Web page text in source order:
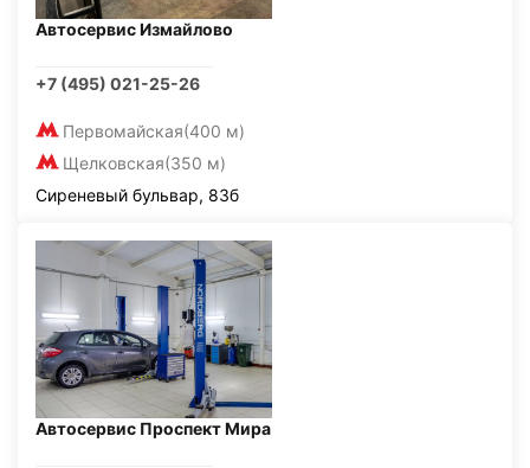
Автосервис Измайлово
+7 (495) 021-25-26
Первомайская(400 м)
Щелковская(350 м)
Сиреневый бульвар, 83б
Автосервис Проспект Мира